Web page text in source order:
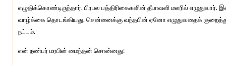
எழுதிக்கொண்டிருந்தார். பிரபல பத்திரிகைகளின் தீபாவளி மலரில்
வாழ்க்கை தொடங்கியது. சென்னைக்கு வந்தபின் ஏனோ எழுதுவதைக்
நட்டம்.
என் நண்பர் மரபின் மைந்தன் சொன்னது: